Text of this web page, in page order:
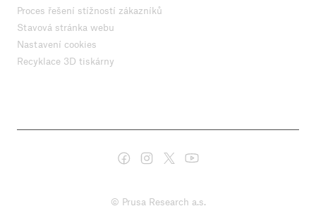
Proces řešení stížností zákazníků
Stavová stránka webu
Nastavení cookies
Recyklace 3D tiskárny
© Prusa Research a.s.